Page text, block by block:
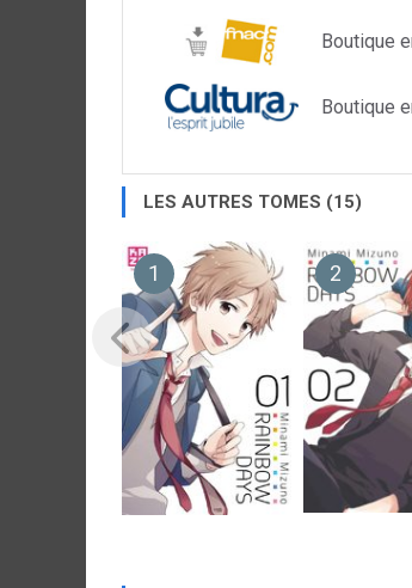
Boutique
Boutique
LES AUTRES TOMES (15)
1 2